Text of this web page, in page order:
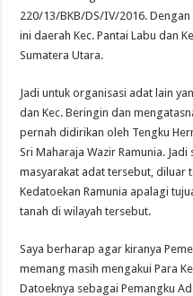
220/13/BKB/DS/IV/2016.
ini daerah Kec. Pantai Labu dan
Sumatera Utara.
Jadi untuk organisasi adat lain
dan Kec. Beringin dan
pernah didirikan oleh Tengku
Sri Maharaja Wazir Ramunia.
masyarakat adat tersebut, diluar
Kedatoekan Ramunia apalagi
tanah di wilayah tersebut.
Saya berharap agar kiranya
memang masih mengakui Para
Datoeknya sebagai Pemangku